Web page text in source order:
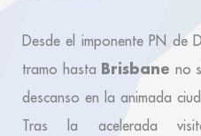
Desde el imponente PN de
tramo hasta Brisbane no
descanso en la animada
Tras la acelerada